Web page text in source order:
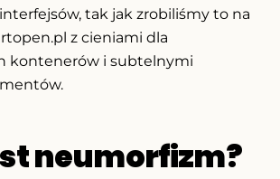
tak jak zrobiliśmy to na
z cieniami dla
kontenerów i subtelnymi
neumorfizm?